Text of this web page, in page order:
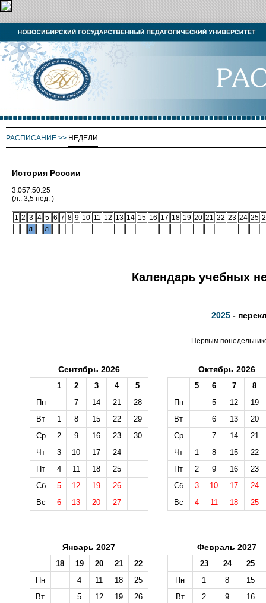
РАСПИСАНИЕ >> НЕДЕЛИ
История России
3.057.50.25
(л.: 3,5 нед. )
1 2 3 4 5 6 7 8 9 10 11 12 13 14 15 16 17 18 19 20 21 22 23 24 25
л.
л.
Календарь учебных
2025 -
Первым
Сентябрь 2026
1 2 3 4
5
Пн
7 14 21
28
Вт
1 8 15 22
29
Ср
2 9 16 23
30
Чт
3 10 17
24
Пт
4 11 18
25
Сб
5 12 19
26
Вс
6 13 20 27
Октябрь 2026
5 6 7
8
Пн
5 12
19
Вт
6 13
20
Ср
7 14
21
Чт
1 8 15
22
Пт
2 9 16
23
Сб
3 10 17
24
Вс
4 11 18 25
Январь 2027
18 19 20 21
22
Пн
4 11 18
25
Вт
5 12 19
26
Февраль 2027
23 24
25
Пн
1 8
15
Вт
2 9
16